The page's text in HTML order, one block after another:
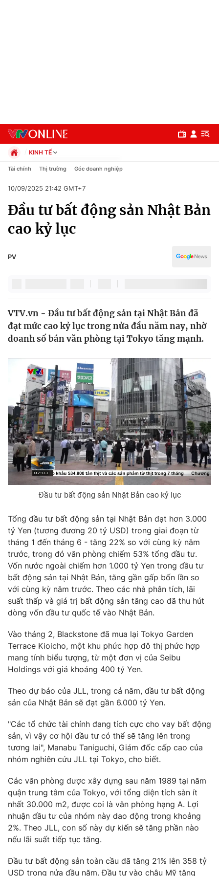
Chuyên mục
Chính trị
Thế giới
Tin tức
Thế giới đó đây
Câu chuyện quốc tế
Kinh tế
Tài chính
Thị trường
Góc doanh nghiệp
Dữ liệu và đời sống
Truyền hình
Phim VTV
Hậu trường
Nhân vật
Khán giả
Giải sao mai
Giải trí
Điện ảnh
Đời sống
Làm đẹp
Chất lượng cuộc sống
Tuyển sinh
Học trực tuyến
Công nghệ
Hitech Công nghệ tương lai
Sản phẩm
Thị trường
Tư vấn
Giao lưu trực tuyến
Lịch phát sóng
Emagazine Podcast
Photo Infographic
Video Shorts video
VTV Money VTV Thể thao
VTV Sức khoẻ Bất động sản
Thị trường 24h Tấm lòng Việt
VTV4 Vươn mình bằng AI
VTV9
Liên hệ tòa soạn English
KINH TẾ
Chính trị
Pháp luật
Kinh tế
Thể thao
Truyền hình
Tài chính Thị trường Góc doanh nghiệp
10/09/2025 21:42 GMT+7
Đầu tư bất động sản Nhật Bản
cao kỷ lục
PV
VTV.vn - Đầu tư bất động sản tại Nhật Bản đã
đạt mức cao kỷ lục trong nửa đầu năm nay, nhờ
doanh số bán văn phòng tại Tokyo tăng mạnh.
Đầu tư bất động sản Nhật Bản cao kỷ lục
Tổng đầu tư bất động sản tại Nhật Bản đạt hơn 3.000
tỷ Yen (tương đương 20 tỷ USD) trong giai đoạn từ
tháng 1 đến tháng 6 - tăng 22% so với cùng kỳ năm
trước, trong đó văn phòng chiếm 53% tổng đầu tư.
Vốn nước ngoài chiếm hơn 1.000 tỷ Yen trong đầu tư
bất động sản tại Nhật Bản, tăng gần gấp bốn lần so
với cùng kỳ năm trước. Theo các nhà phân tích, lãi
suất thấp và giá trị bất động sản tăng cao đã thu hút
dòng vốn đầu tư quốc tế vào Nhật Bản.
Vào tháng 2, Blackstone đã mua lại Tokyo Garden
Terrace Kioicho, một khu phức hợp đô thị phức hợp
mang tính biểu tượng, từ một đơn vị của Seibu
Holdings với giá khoảng 400 tỷ Yen.
Theo dự báo của JLL, trong cả năm, đầu tư bất động
sản của Nhật Bản sẽ đạt gần 6.000 tỷ Yen.
"Các tổ chức tài chính đang tích cực cho vay bất động
sản, vì vậy cơ hội đầu tư có thể sẽ tăng lên trong
tương lai", Manabu Taniguchi, Giám đốc cấp cao của
nhóm nghiên cứu JLL tại Tokyo, cho biết.
Các văn phòng được xây dựng sau năm 1989 tại năm
quận trung tâm của Tokyo, với tổng diện tích sàn ít
nhất 30.000 m2, được coi là văn phòng hạng A. Lợi
nhuận đầu tư của nhóm này dao động trong khoảng
2%. Theo JLL, con số này dự kiến sẽ tăng phần nào
nếu lãi suất tiếp tục tăng.
Đầu tư bất động sản toàn cầu đã tăng 21% lên 358 tỷ
USD trong nửa đầu năm. Đầu tư vào châu Mỹ tăng